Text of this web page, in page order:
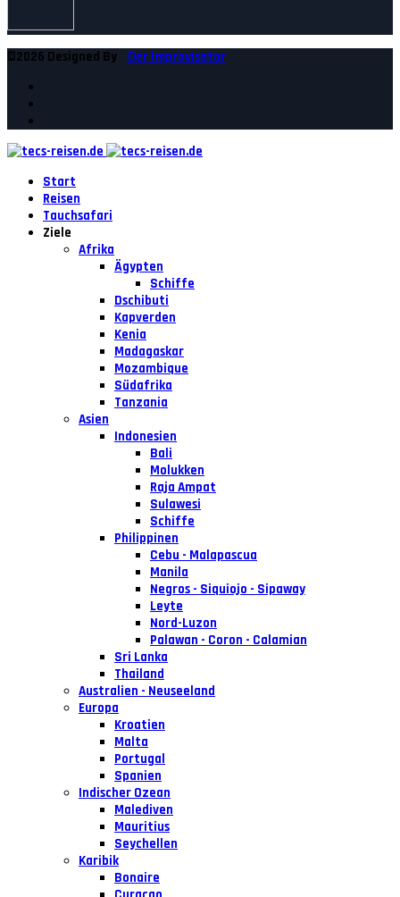
©2026 Designed By Der Improvisator
Start
Reisen
Tauchsafari
Ziele
Afrika
Ägypten
Schiffe
Dschibuti
Kapverden
Kenia
Madagaskar
Mozambique
Südafrika
Tanzania
Asien
Indonesien
Bali
Molukken
Raja Ampat
Sulawesi
Schiffe
Philippinen
Cebu - Malapascua
Manila
Negros - Siquiojo - Sipaway
Leyte
Nord-Luzon
Palawan - Coron - Calamian
Sri Lanka
Thailand
Australien - Neuseeland
Europa
Kroatien
Malta
Portugal
Spanien
Indischer Ozean
Malediven
Mauritius
Seychellen
Karibik
Bonaire